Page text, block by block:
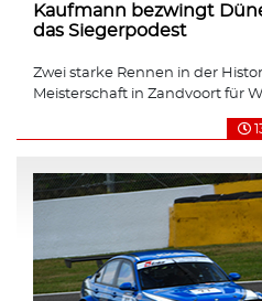
Kaufmann bezwingt
das Siegerpodest
Zwei starke Rennen in der
Meisterschaft in Zandvoort für